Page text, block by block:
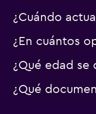
¿Cuándo
¿En cuántos
¿Qué edad
¿Qué